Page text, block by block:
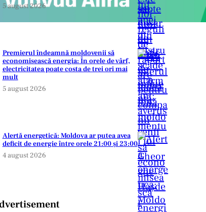
5 august 2026
Premierul îndeamnă moldovenii să
economisească energia: În orele de vârf,
electricitatea poate costa de trei ori mai
mult
5 august 2026
Alertă energetică: Moldova ar putea avea
deficit de energie între orele 21:00 și 23:00
4 august 2026